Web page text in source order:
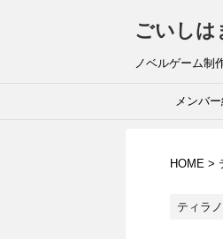
ごいしは
ノベルゲーム制
メンバ
HOME >
ティラ